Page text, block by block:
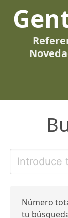
Número
tu